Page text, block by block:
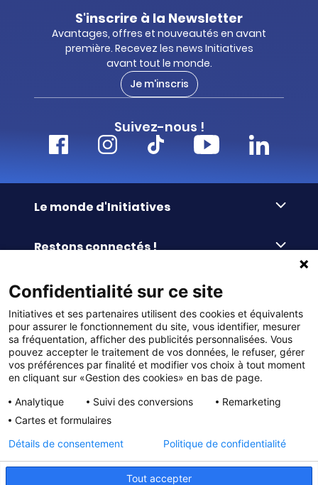
S'inscrire à la Newsletter
Avantages, offres et nouveautés en avant
première. Recevez les news Initiatives
avant tout le monde.
Je m'inscris
Suivez-nous !
Le monde d'Initiatives
Le Fond’Actions Initiatives
Enquête de satisfaction
Restons connectés !
Le blog
La newsletter
Commander facilement
Commande par référence
Catalogues à télécharger
Panier
La livraison
Le paiement
Services & FAQ
Reprise des invendus
Paiement différé sans frais
100% Satisfait ou Remboursé
Le service Après-Vente
Liens pratiques
© DMP Initiatives 10 avenue Georges Auric - 72021
LE MANS CEDEX 2
Gestion des cookies
Initiatives est le spécialiste français des solutions de
collecte de fonds pour les établissements scolaires
primaires, maternelles, aux collèges et lycées, aux
associations scolaires (APE, APEL, OGEC, sou des écoles,
FSE, coopératives scolaires), aux BTS, aux IUT, aux MFR,
aux IFSI, aux associations sportives (UGSEL, USEP, AS …),
Confidentialité sur ce site
Initiatives et ses partenaires utilisent des cookies et équivalents
pour assurer le fonctionnement du site, vous identifier, mesurer
sa fréquentation, afficher des publicités personnalisées. Vous
pouvez accepter le traitement de vos données, le refuser, gérer
vos préférences par finalité et modifier vos choix à tout moment
en cliquant sur «Gestion des cookies» en bas de page.
Analytique
Suivi des conversions
Remarketing
Cartes et formulaires
Tout accepter
Détails de consentement Politique de confidentialité